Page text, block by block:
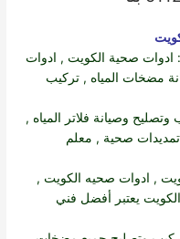
: ادوات صحية الكويت , ادوات
مضخات المياه , تركيب
وصيانة فلاتر المياه ,
تمديدات صحية , معلم
, ادوات صحيه الكويت ,
يعتبر أفضل فني